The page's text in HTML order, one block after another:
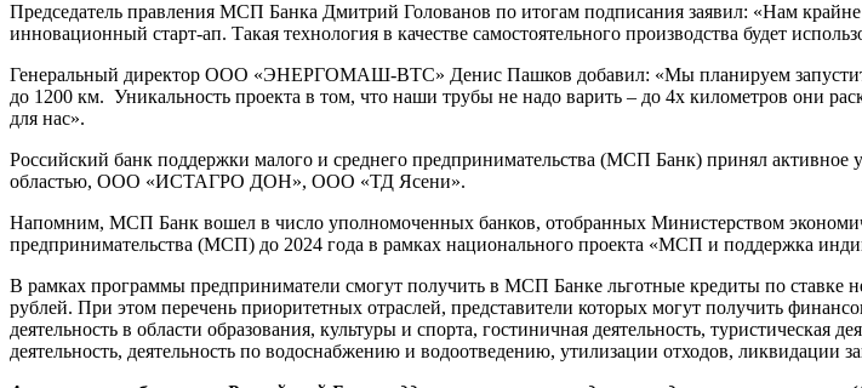
Председатель правления МСП Банка Дмитрий Голованов по итогам подписания заявил: «Нам
инновационный старт-ап. Такая технология в качестве самостоятельного производства будет
Генеральный директор ООО «ЭНЕРГОМАШ-ВТС» Денис Пашков добавил: «Мы планируем запустить
до 1200 км. Уникальность проекта в том, что наши трубы не надо варить – до 4х километров они
для нас».
Российский банк поддержки малого и среднего предпринимательства (МСП Банк) принял
областью, ООО «ИСТАГРО ДОН», ООО «ТД Ясени».
Напомним, МСП Банк вошел в число уполномоченных банков, отобранных Министерством
предпринимательства (МСП) до 2024 года в рамках национального проекта «МСП и поддержка
В рамках программы предприниматели смогут получить в МСП Банке льготные кредиты по ставке
рублей. При этом перечень приоритетных отраслей, представители которых могут получить
деятельность в области образования, культуры и спорта, гостиничная деятельность, туристическая
деятельность, деятельность по водоснабжению и водоотведению, утилизации отходов, ликвидации